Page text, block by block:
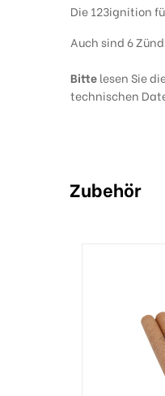
Die 123ignition
Auch sind 6
Bittelesen Sie
technischen
Zubehör